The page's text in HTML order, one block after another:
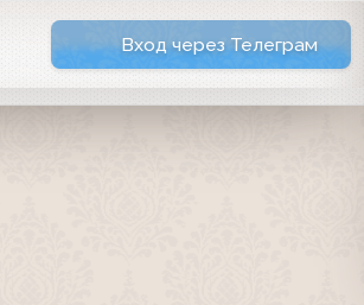
Вход через Телеграм